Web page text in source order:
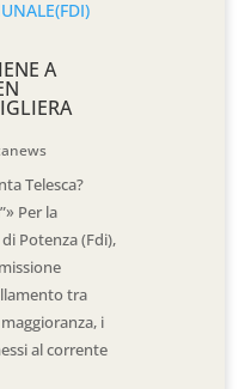
A
Telesca?
Per la
Potenza (Fdi),
tra
i
al corrente